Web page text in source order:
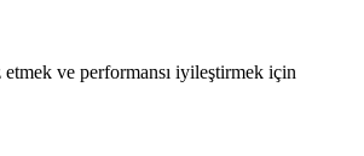
etmek ve performansı iyileştirmek için